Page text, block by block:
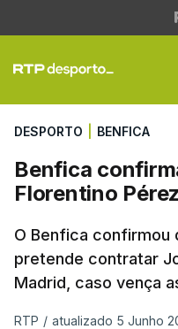
Benfica
DESPORTO BENFICA
Benfica
Florentino
O Benfica confirmou
pretende contratar
Madrid, caso vença
RTP / atualizado 5 Junho